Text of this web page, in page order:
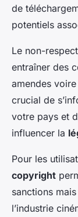
de
potentiels
Le non-
entraîner des
amendes
crucial de
votre pays et
influencer la
Pour les
copyright
sanctions
l’industrie